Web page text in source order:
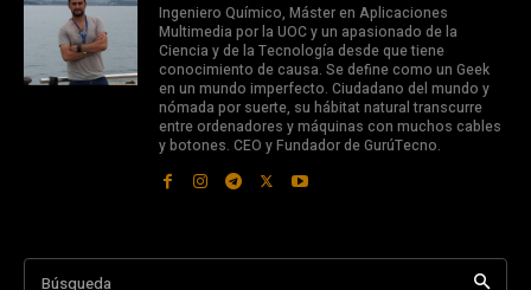
Ingeniero Químico, Máster en Aplicaciones
Multimedia por la UOC y un apasionado de la
Ciencia y de la Tecnología desde que tiene
conocimiento de causa. Se define como un Geek
en un mundo imperfecto. Ciudadano del mundo y
nómada por suerte, su hábitat natural transcurre
entre ordenadores y máquinas con muchos cables
y botones. CEO y Fundador de GurúTecno.
Búsqueda